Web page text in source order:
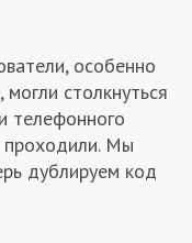
особенно
столкнуться
телефонного
проходили. Мы
дублируем код